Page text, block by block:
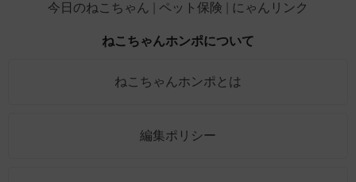
今日のねこちゃん
ペット保険 にゃんリンク
ねこちゃんホンポについて
ねこちゃんホンポとは
編集ポリシー